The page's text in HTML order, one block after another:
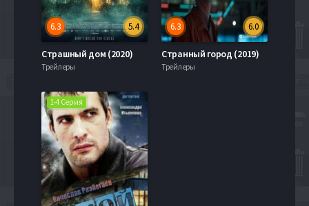
5.4
6.3
Страшный дом (2020)
Трейлеры
6.0
6.3
Странный город (2019)
Трейлеры
1-4 Серия